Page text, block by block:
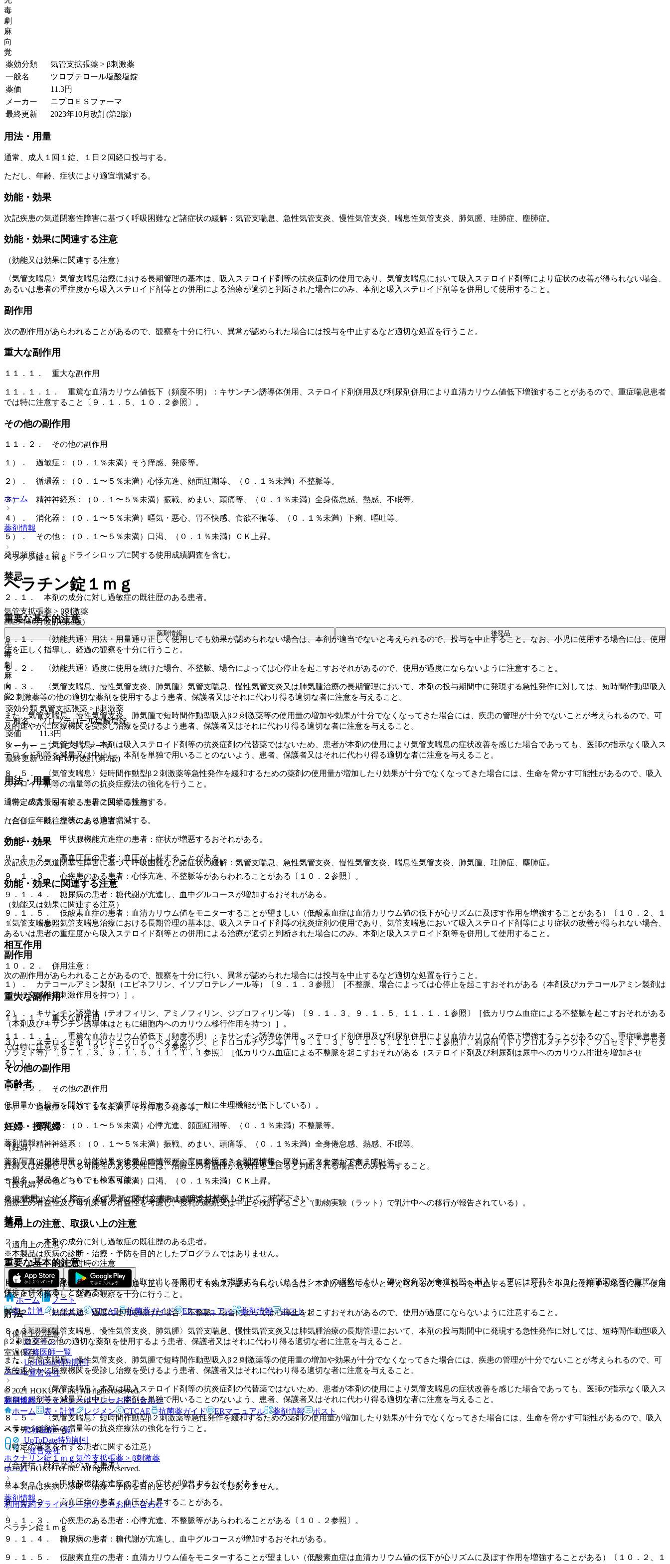
毒
劇
麻
向
覚
薬効分類
気管支拡張薬 > β刺激薬
一般名
ツロブテロール塩酸塩錠
薬価
11.3円
メーカー
ニプロＥＳファーマ
最終更新
2023年10月改訂(第2版)
用法・用量
通常、成人１回１錠、１日２回経口投与する。
ただし、年齢、症状により適宜増減する。
効能・効果
次記疾患の気道閉塞性障害に基づく呼吸困難など諸症状の緩解：気管支喘息、急性気管支炎、慢性気管支炎、喘息性気管支炎、肺気腫、珪肺症、塵肺症。
効能・効果に関連する注意
（効能又は効果に関連する注意）
〈気管支喘息〉気管支喘息治療における長期管理の基本は、吸入ステロイド剤等の抗炎症剤の使用であり、気管支喘息において吸入ステロイド剤等により症状の改善が得られない場合、
あるいは患者の重症度から吸入ステロイド剤等との併用による治療が適切と判断された場合にのみ、本剤と吸入ステロイド剤等を併用して使用すること。
副作用
次の副作用があらわれることがあるので、観察を十分に行い、異常が認められた場合には投与を中止するなど適切な処置を行うこと。
重大な副作用
１１．１． 重大な副作用
１１．１．１． 重篤な血清カリウム値低下（頻度不明）：キサンチン誘導体併用、ステロイド剤併用及び利尿剤併用により血清カリウム値低下増強することがあるので、重症喘息患者
では特に注意すること〔９．１．５、１０．２参照〕。
その他の副作用
１１．２． その他の副作用
１）． 過敏症：（０．１％未満）そう痒感、発疹等。
２）． 循環器：（０．１〜５％未満）心悸亢進、顔面紅潮等、（０．１％未満）不整脈等。
３）． 精神神経系：（０．１〜５％未満）振戦、めまい、頭痛等、（０．１％未満）全身倦怠感、熱感、不眠等。
４）． 消化器：（０．１〜５％未満）嘔気・悪心、胃不快感、食欲不振等、（０．１％未満）下痢、嘔吐等。
５）． その他：（０．１〜５％未満）口渇、（０．１％未満）ＣＫ上昇。
発現頻度は、錠・ドライシロップに関する使用成績調査を含む。
禁忌
２．１． 本剤の成分に対し過敏症の既往歴のある患者。
重要な基本的注意
８．１． 〈効能共通〉用法・用量通り正しく使用しても効果が認められない場合は、本剤が適当でないと考えられるので、投与を中止すること。なお、小児に使用する場合には、使用
法を正しく指導し、経過の観察を十分に行うこと。
８．２． 〈効能共通〉過度に使用を続けた場合、不整脈、場合によっては心停止を起こすおそれがあるので、使用が過度にならないように注意すること。
８．３． 〈気管支喘息、慢性気管支炎、肺気腫〉気管支喘息、慢性気管支炎又は肺気腫治療の長期管理において、本剤の投与期間中に発現する急性発作に対しては、短時間作動型吸入
β２刺激薬等の他の適切な薬剤を使用するよう患者、保護者又はそれに代わり得る適切な者に注意を与えること。
また、気管支喘息、慢性気管支炎、肺気腫で短時間作動型吸入β２刺激薬等の使用量の増加や効果が十分でなくなってきた場合には、疾患の管理が十分でないことが考えられるので、可
及的速やかに医療機関を受診し治療を受けるよう患者、保護者又はそれに代わり得る適切な者に注意を与えること。
８．４． 〈気管支喘息〉本剤は吸入ステロイド剤等の抗炎症剤の代替薬ではないため、患者が本剤の使用により気管支喘息の症状改善を感じた場合であっても、医師の指示なく吸入ス
テロイド剤等を減量又は中止し、本剤を単独で用いることのないよう、患者、保護者又はそれに代わり得る適切な者に注意を与えること。
８．５． 〈気管支喘息〉短時間作動型β２刺激薬等急性発作を緩和するための薬剤の使用量が増加したり効果が十分でなくなってきた場合には、生命を脅かす可能性があるので、吸入
ステロイド剤等の増量等の抗炎症療法の強化を行うこと。
（特定の背景を有する患者に関する注意）
（合併症・既往歴等のある患者）
９．１．１． 甲状腺機能亢進症の患者：症状が増悪するおそれがある。
９．１．２． 高血圧症の患者：血圧が上昇することがある。
９．１．３． 心疾患のある患者：心悸亢進、不整脈等があらわれることがある〔１０．２参照〕。
９．１．４． 糖尿病の患者：糖代謝が亢進し、血中グルコースが増加するおそれがある。
９．１．５． 低酸素血症の患者：血清カリウム値をモニターすることが望ましい（低酸素血症は血清カリウム値の低下が心リズムに及ぼす作用を増強することがある）〔１０．２、１
１．１．１参照〕。
相互作用
１０．２． 併用注意：
１）． カテコールアミン製剤（エピネフリン、イソプロテレノール等）〔９．１．３参照〕［不整脈、場合によっては心停止を起こすおそれがある（本剤及びカテコールアミン製剤は
ともに交感神経刺激作用を持つ）］。
２）． キサンチン誘導体（テオフィリン、アミノフィリン、ジプロフィリン等）〔９．１．３、９．１．５、１１．１．１参照〕［低カリウム血症による不整脈を起こすおそれがある
（本剤及びキサンチン誘導体はともに細胞内へのカリウム移行作用を持つ）］。
３）． ステロイド剤（プレドニゾロン、ベタメタゾン、ヒドロコルチゾン等）〔９．１．３、９．１．５、１１．１．１参照〕、利尿剤（トリクロルメチアジド、フロセミド、アセタ
ゾラミド等）〔９．１．３、９．１．５、１１．１．１参照〕［低カリウム血症による不整脈を起こすおそれがある（ステロイド剤及び利尿剤は尿中へのカリウム排泄を増加させ
る）］。
高齢者
低用量から投与を開始するなど慎重に投与すること（一般に生理機能が低下している）。
妊婦・授乳婦
（妊婦）
妊婦又は妊娠している可能性のある女性には、治療上の有益性が危険性を上回ると判断される場合にのみ投与すること。
（授乳婦）
治療上の有益性及び母乳栄養の有益性を考慮し、授乳の継続又は中止を検討すること（動物実験（ラット）で乳汁中への移行が報告されている）。
適用上の注意、取扱い上の注意
（適用上の注意）
１４．１． 薬剤交付時の注意
ＰＴＰ包装の薬剤はＰＴＰシートから取り出して服用するよう指導すること（ＰＴＰシートの誤飲により、硬い鋭角部が食道粘膜へ刺入し、更には穿孔をおこして縦隔洞炎等の重篤な合
併症を併発することがある）。
貯法
（保管上の注意）
室温保存。
ホーム
薬剤情報
ベラチン錠１ｍｇ
ホクナリン錠１ｍｇ 気管支拡張薬 > β刺激薬
ホーム
薬剤情報
ベラチン錠１ｍｇ
ホーム
薬剤情報
ベラチン錠１ｍｇ
ベラチン錠１ｍｇ
気管支拡張薬 > β刺激薬
2023年10月改訂(第2版)
薬剤情報 後発品
先
毒
劇
麻
向
覚
薬効分類 気管支拡張薬 > β刺激薬
一般名
ツロブテロール塩酸塩錠
薬価
11.3円
メーカー ニプロＥＳファーマ
最終更新 2023年10月改訂(第2版)
用法・用量
通常、成人１回１錠、１日２回経口投与する。
ただし、年齢、症状により適宜増減する。
効能・効果
次記疾患の気道閉塞性障害に基づく呼吸困難など諸症状の緩解：気管支喘息、急性気管支炎、慢性気管支炎、喘息性気管支炎、肺気腫、珪肺症、塵肺症。
効能・効果に関連する注意
（効能又は効果に関連する注意）
〈気管支喘息〉気管支喘息治療における長期管理の基本は、吸入ステロイド剤等の抗炎症剤の使用であり、気管支喘息において吸入ステロイド剤等により症状の改善が得られない場合、
あるいは患者の重症度から吸入ステロイド剤等との併用による治療が適切と判断された場合にのみ、本剤と吸入ステロイド剤等を併用して使用すること。
副作用
次の副作用があらわれることがあるので、観察を十分に行い、異常が認められた場合には投与を中止するなど適切な処置を行うこと。
重大な副作用
１１．１． 重大な副作用
１１．１．１． 重篤な血清カリウム値低下（頻度不明）：キサンチン誘導体併用、ステロイド剤併用及び利尿剤併用により血清カリウム値低下増強することがあるので、重症喘息患者
では特に注意すること〔９．１．５、１０．２参照〕。
その他の副作用
１１．２． その他の副作用
１）． 過敏症：（０．１％未満）そう痒感、発疹等。
２）． 循環器：（０．１〜５％未満）心悸亢進、顔面紅潮等、（０．１％未満）不整脈等。
３）． 精神神経系：（０．１〜５％未満）振戦、めまい、頭痛等、（０．１％未満）全身倦怠感、熱感、不眠等。
４）． 消化器：（０．１〜５％未満）嘔気・悪心、胃不快感、食欲不振等、（０．１％未満）下痢、嘔吐等。
５）． その他：（０．１〜５％未満）口渇、（０．１％未満）ＣＫ上昇。
発現頻度は、錠・ドライシロップに関する使用成績調査を含む。
禁忌
２．１． 本剤の成分に対し過敏症の既往歴のある患者。
重要な基本的注意
８．１． 〈効能共通〉用法・用量通り正しく使用しても効果が認められない場合は、本剤が適当でないと考えられるので、投与を中止すること。なお、小児に使用する場合には、使用
法を正しく指導し、経過の観察を十分に行うこと。
８．２． 〈効能共通〉過度に使用を続けた場合、不整脈、場合によっては心停止を起こすおそれがあるので、使用が過度にならないように注意すること。
８．３． 〈気管支喘息、慢性気管支炎、肺気腫〉気管支喘息、慢性気管支炎又は肺気腫治療の長期管理において、本剤の投与期間中に発現する急性発作に対しては、短時間作動型吸入
β２刺激薬等の他の適切な薬剤を使用するよう患者、保護者又はそれに代わり得る適切な者に注意を与えること。
また、気管支喘息、慢性気管支炎、肺気腫で短時間作動型吸入β２刺激薬等の使用量の増加や効果が十分でなくなってきた場合には、疾患の管理が十分でないことが考えられるので、可
及的速やかに医療機関を受診し治療を受けるよう患者、保護者又はそれに代わり得る適切な者に注意を与えること。
８．４． 〈気管支喘息〉本剤は吸入ステロイド剤等の抗炎症剤の代替薬ではないため、患者が本剤の使用により気管支喘息の症状改善を感じた場合であっても、医師の指示なく吸入ス
テロイド剤等を減量又は中止し、本剤を単独で用いることのないよう、患者、保護者又はそれに代わり得る適切な者に注意を与えること。
８．５． 〈気管支喘息〉短時間作動型β２刺激薬等急性発作を緩和するための薬剤の使用量が増加したり効果が十分でなくなってきた場合には、生命を脅かす可能性があるので、吸入
ステロイド剤等の増量等の抗炎症療法の強化を行うこと。
（特定の背景を有する患者に関する注意）
（合併症・既往歴等のある患者）
９．１．１． 甲状腺機能亢進症の患者：症状が増悪するおそれがある。
９．１．２． 高血圧症の患者：血圧が上昇することがある。
９．１．３． 心疾患のある患者：心悸亢進、不整脈等があらわれることがある〔１０．２参照〕。
９．１．４． 糖尿病の患者：糖代謝が亢進し、血中グルコースが増加するおそれがある。
９．１．５． 低酸素血症の患者：血清カリウム値をモニターすることが望ましい（低酸素血症は血清カリウム値の低下が心リズムに及ぼす作用を増強することがある）〔１０．２、１
薬剤情報
薬剤写真、用法用量、効能効果や後発品の情報が一度に参照でき、関連情報へ簡単にアクセスができます。
一般名、製品名どちらでも検索可能！
※ ご使用いただく際に、必ず最新の添付文書および安全性情報も併せてご確認下さい。
※本製品は疾病の診断・治療・予防を目的としたプログラムではありません。
ホーム
ノート
表・計算
レジメン CTCAE 抗菌薬ガイド ERマニュアル 薬剤情報 ポスト
新規登録
ログイン
監修医師一覧
UpToDate特別割引
運営会社
© 2021 HOKUTO Inc. All rights reserved.
利用規約プライバシーポリシーお問い合わせ
ホーム
表・計算 レジメン CTCAE 抗菌薬ガイド ERマニュアル 薬剤情報 ポスト
監修医師一覧
UpToDate特別割引
運営会社
© 2021 HOKUTO Inc. All rights reserved.
※本製品は疾病の診断・治療・予防を目的としたプログラムではありません。
利用規約プライバシーポリシーお問い合わせ